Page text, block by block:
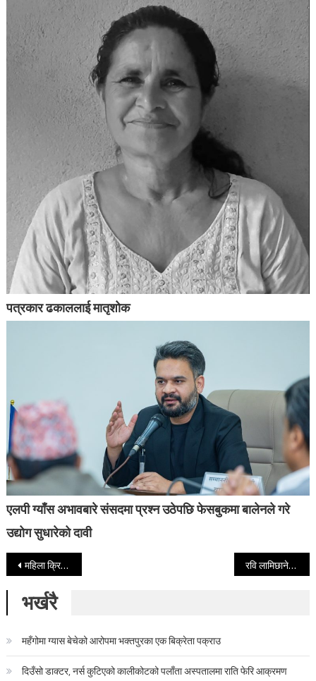
पत्रकार ढकाललाई मातृशोक
एलपी ग्याँस अभावबारे संसदमा प्रश्न उठेपछि फेसबुकमा बालेनले गरे
उद्योग सुधारेको दावी
Post navigation
महिला क्रिकेटको विजेताले दश लाख पाउने रवि लामिछानेलाई खुला चुनौतीः रवी जी गोयवल्सहरुले एकदिन आत्म हत्या गर्नेछन्
भर्खरै
महँगोमा ग्यास बेचेको आरोपमा भक्तपुरका एक बिक्रेता पक्राउ
दिउँसो डाक्टर, नर्स कुटिएको कालीकोटको पलाँता अस्पतालमा राति फेरि आक्रमण